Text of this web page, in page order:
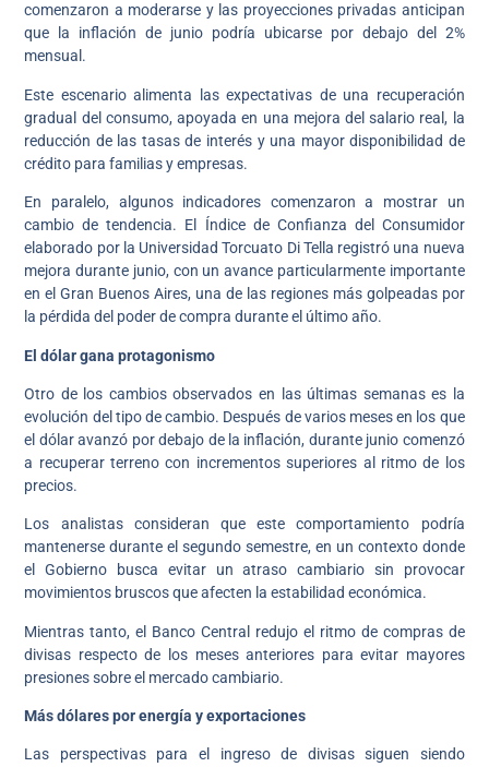
comenzaron a moderarse y las proyecciones privadas anticipan
que la inflación de junio podría ubicarse por debajo del 2%
mensual.
Este escenario alimenta las expectativas de una recuperación
gradual del consumo, apoyada en una mejora del salario real, la
reducción de las tasas de interés y una mayor disponibilidad de
crédito para familias y empresas.
En paralelo, algunos indicadores comenzaron a mostrar un
cambio de tendencia. El Índice de Confianza del Consumidor
elaborado por la Universidad Torcuato Di Tella registró una nueva
mejora durante junio, con un avance particularmente importante
en el Gran Buenos Aires, una de las regiones más golpeadas por
la pérdida del poder de compra durante el último año.
El dólar gana protagonismo
Otro de los cambios observados en las últimas semanas es la
evolución del tipo de cambio. Después de varios meses en los que
el dólar avanzó por debajo de la inflación, durante junio comenzó
a recuperar terreno con incrementos superiores al ritmo de los
precios.
Los analistas consideran que este comportamiento podría
mantenerse durante el segundo semestre, en un contexto donde
el Gobierno busca evitar un atraso cambiario sin provocar
movimientos bruscos que afecten la estabilidad económica.
Mientras tanto, el Banco Central redujo el ritmo de compras de
divisas respecto de los meses anteriores para evitar mayores
presiones sobre el mercado cambiario.
Más dólares por energía y exportaciones
Las perspectivas para el ingreso de divisas siguen siendo